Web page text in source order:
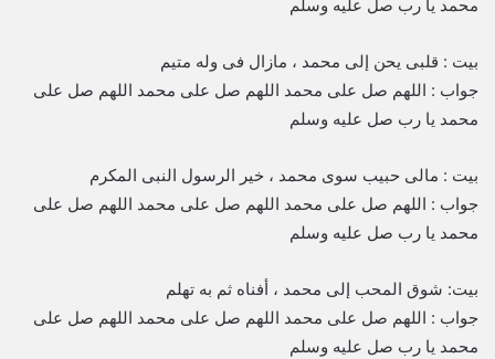
محمد يا رب صل عليه وسلم
بيت : قلبى يحن إلى محمد ، مازال فى وله متيم
جواب : اللهم صل على محمد اللهم صل على محمد اللهم صل على
محمد يا رب صل عليه وسلم
بيت : مالى حبيب سوى محمد ، خير الرسول النبى المكرم
جواب : اللهم صل على محمد اللهم صل على محمد اللهم صل على
محمد يا رب صل عليه وسلم
بيت: شوق المحب إلى محمد ، أفناه ثم به تهلم
جواب : اللهم صل على محمد اللهم صل على محمد اللهم صل على
محمد يا رب صل عليه وسلم